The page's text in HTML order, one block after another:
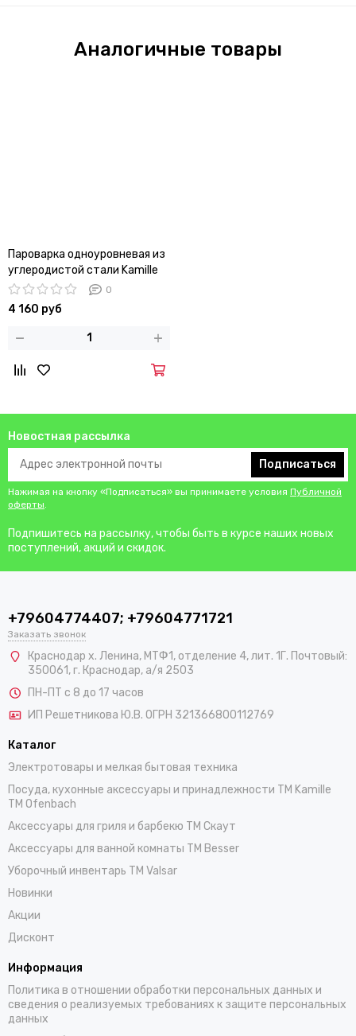
Аналогичные товары
Пароварка одноуровневая из
углеродистой стали Kamille
KM 5831 (диаметр 26 см,
объем 10 л.)
0
4 160 руб
Новостная рассылка
Подписаться
Нажимая на кнопку «Подписаться» вы принимаете условия Публичной
оферты.
Подпишитесь на рассылку, чтобы быть в курсе наших новых
поступлений, акций и скидок.
+79604774407; +79604771721
Заказать звонок
Краснодар х. Ленина, МТФ1, отделение 4, лит. 1Г. Почтовый:
350061, г. Краснодар, а/я 2503
ПН-ПТ с 8 до 17 часов
ИП Решетникова Ю.В. ОГРН 321366800112769
Каталог
Электротовары и мелкая бытовая техника
Посуда, кухонные аксессуары и принадлежности TM Kamille
TM Ofenbach
Аксессуары для гриля и барбекю TM Скаут
Аксессуары для ванной комнаты TM Besser
Уборочный инвентарь TM Valsar
Новинки
Акции
Дисконт
Информация
Политика в отношении обработки персональных данных и
сведения о реализуемых требованиях к защите персональных
данных